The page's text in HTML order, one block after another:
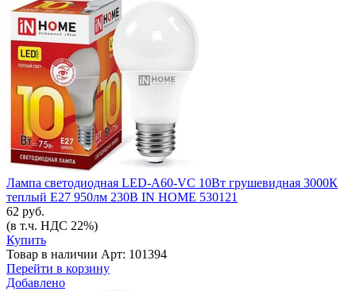
Лампа светодиодная LED-A60-VC 10Вт грушевидная 3000К
теплый E27 950лм 230В IN HOME 530121
62 руб.
(в т.ч. НДС 22%)
Купить
Товар в наличии Арт: 101394
Перейти в корзину
Добавлено